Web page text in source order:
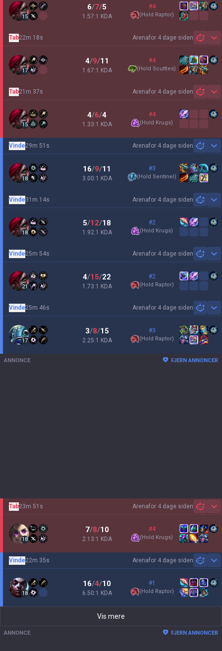
15
6/7/5
1.57:1 KDA
#4
(Hold Raptor)
Arenafor 4 dage siden
Tab22m 18s
17
4/9/11
1.67:1 KDA
#4
(Hold Scuttles)
Arenafor 4 dage siden
Tab21m 37s
15
4/6/4
1.33:1 KDA
#4
(Hold Krugs)
Arenafor 4 dage siden
Vinde29m 51s
18
16/9/11
3.00:1 KDA
#3
(Hold Sentinel)
Arenafor 4 dage siden
Vinde31m 14s
18
5/12/18
1.92:1 KDA
#2
(Hold Krugs)
Arenafor 4 dage siden
Vinde25m 54s
21
4/15/22
1.73:1 KDA
#2
(Hold Raptor)
Arenafor 4 dage siden
Vinde25m 46s
17
3/8/15
2.25:1 KDA
#3
(Hold Raptor)
ANNONCE FJERN ANNONCER
Arenafor 4 dage siden
Tab23m 51s
18
7/8/10
2.13:1 KDA
#4
(Hold Krugs)
Arenafor 4 dage siden
Vinde22m 35s
18
16/4/10
6.50:1 KDA
#1
(Hold Raptor)
Vis mere
ANNONCE FJERN ANNONCER